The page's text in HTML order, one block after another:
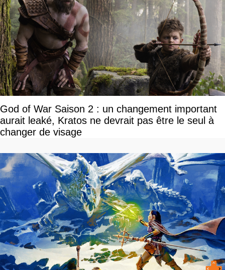
God of War Saison 2 : un changement important
aurait leaké, Kratos ne devrait pas être le seul à
changer de visage